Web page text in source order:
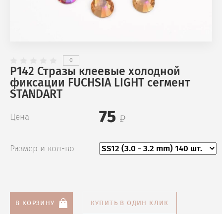
0
P142 Стразы клеевые холодной
фиксации FUCHSIA LIGHT сегмент
STANDART
Цена 75
Размер и кол-во
В КОРЗИНУ КУПИТЬ В ОДИН КЛИК